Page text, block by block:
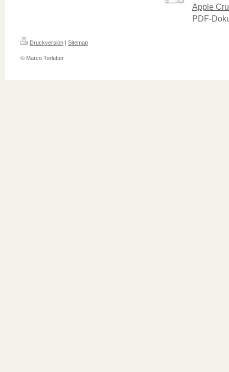
Apple
PDF-
Druckversion | Sitemap
© Marco Torlutter